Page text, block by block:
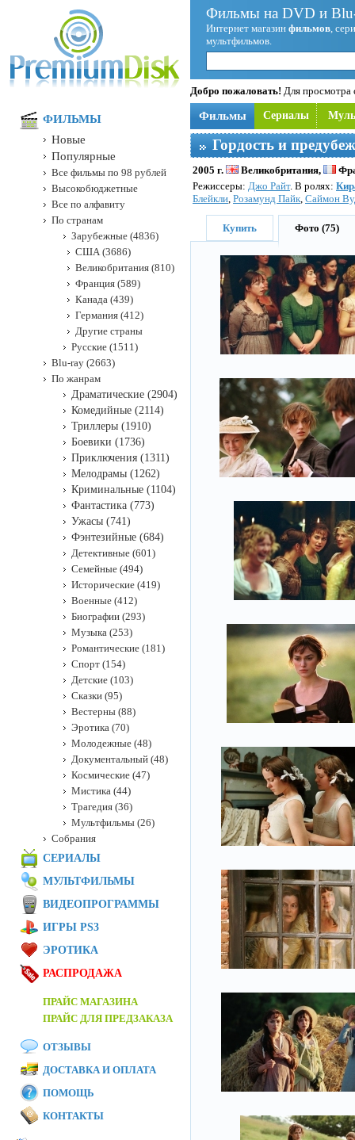
Фильмы на DVD и
Интернет магазин фильмов,
мультфильмов.
Добро пожаловать! Для просмотра
Фильмы Сериалы
Гордость и
2005 г. Великобритания,
Режисcеры: Джо Райт. В ролях:
Блейкли, Розамунд Пайк, Саймон
Купить Фото (75)
ФИЛЬМЫ
Новые
Популярные
Все фильмы по 98 рублей
Высокобюджетные
Все по алфавиту
По странам
Зарубежные (4836)
США (3686)
Великобритания (810)
Франция (589)
Канада (439)
Германия (412)
Другие страны
Русские (1511)
Blu-ray (2663)
По жанрам
Драматические (2904)
Комедийные (2114)
Триллеры (1910)
Боевики (1736)
Приключения (1311)
Мелодрамы (1262)
Криминальные (1104)
Фантастика (773)
Ужасы (741)
Фэнтезийные (684)
Детективные (601)
Семейные (494)
Исторические (419)
Военные (412)
Биографии (293)
Музыка (253)
Романтические (181)
Спорт (154)
Детские (103)
Сказки (95)
Вестерны (88)
Эротика (70)
Молодежные (48)
Документальный (48)
Космические (47)
Мистика (44)
Трагедия (36)
Мультфильмы (26)
Собрания
СЕРИАЛЫ
МУЛЬТФИЛЬМЫ
ВИДЕОПРОГРАММЫ
ИГРЫ PS3
ЭРОТИКА
РАСПРОДАЖА
ПРАЙС МАГАЗИНА
ПРАЙС ДЛЯ ПРЕДЗАКАЗА
ОТЗЫВЫ
ДОСТАВКА И ОПЛАТА
ПОМОЩЬ
КОНТАКТЫ